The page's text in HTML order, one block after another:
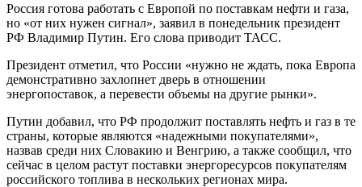
Россия готова работать с Европой по поставкам нефти и газа,
но «от них нужен сигнал», заявил в понедельник президент
РФ Владимир Путин. Его слова приводит ТАСС.
Президент отметил, что России «нужно не ждать, пока Европа
демонстративно захлопнет дверь в отношении
энергопоставок, а перевести объемы на другие рынки».
Путин добавил, что РФ продолжит поставлять нефть и газ в те
страны, которые являются «надежными покупателями»,
назвав среди них Словакию и Венгрию, а также сообщил, что
сейчас в целом растут поставки энергоресурсов покупателям
российского топлива в нескольких регионах мира.